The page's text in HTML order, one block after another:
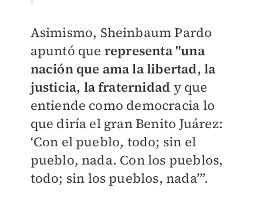
Asimismo, Sheinbaum Pardo
apuntó que representa "una
nación que ama la libertad, la
justicia, la fraternidad y que
entiende como democracia lo
que diría el gran Benito Juárez:
‘Con el pueblo, todo; sin el
pueblo, nada. Con los pueblos,
todo; sin los pueblos, nada’”.